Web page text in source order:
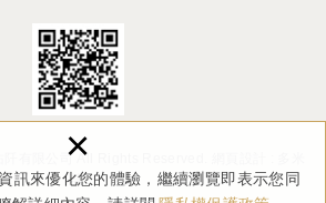
訊來優化您的體驗，繼續瀏覽即表示您同
×
有限公司 All Rights Reserved.
諾